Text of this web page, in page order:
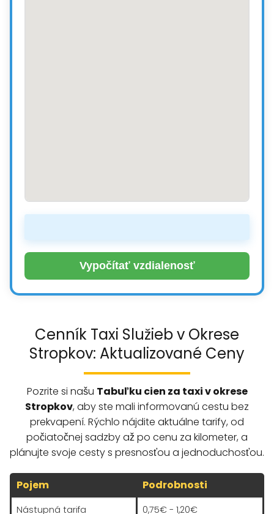
Vypočítať vzdialenosť
Cenník Taxi Služieb v Okrese
Stropkov: Aktualizované Ceny
Pozrite si našu Tabuľku cien za taxi v okrese
Stropkov, aby ste mali informovanú cestu bez
prekvapení. Rýchlo nájdite aktuálne tarify, od
počiatočnej sadzby až po cenu za kilometer, a
plánujte svoje cesty s presnosťou a jednoduchosťou.
Pojem Podrobnosti
Nástupná tarifa 0,75€ - 1,20€